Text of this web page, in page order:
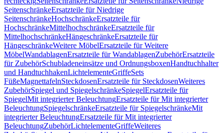
SeitenschränkeErsatzteile für Niedrige
SeitenschränkeHochschränkeErsatzteile für
HochschränkeMittelhochschränkeErsatzteile für
MittelhochschränkeHängeschränkeErsatzteile für
HängeschränkeWeitere MöbelErsatzteile für Weitere
MöbelWandablagenErsatzteile für WandablagenZubehörErsatzteile
für ZubehörSchubladeneinsätze und OrdnungsboxenHandtuchhalter
und HandtuchhakenLichtelementeGriffeSets
FüßeMagnettafelnSteckdosenErsatzteile für SteckdosenWeiteres
ZubehörSpiegel und SpiegelschränkeSpiegelErsatzteile für
SpiegelMit integrierter BeleuchtungErsatzteile für Mit integrierter
BeleuchtungSpiegelschränkeErsatzteile für SpiegelschränkeMit
integrierter BeleuchtungErsatzteile für Mit integrierter
BeleuchtungZubehörLichtelementeGriffeWeiteres